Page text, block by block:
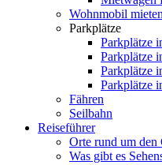
Wohnmobil mieten
Parkplätze
Parkplätze
Parkplätze
Parkplätze
Parkplätze
Fähren
Seilbahn
Reiseführer
Orte rund um den
Was gibt es